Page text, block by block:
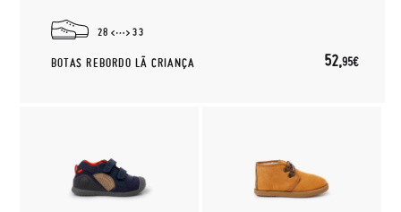
28 33
BOTAS REBORDO LÃ CRIANÇA 52,95€